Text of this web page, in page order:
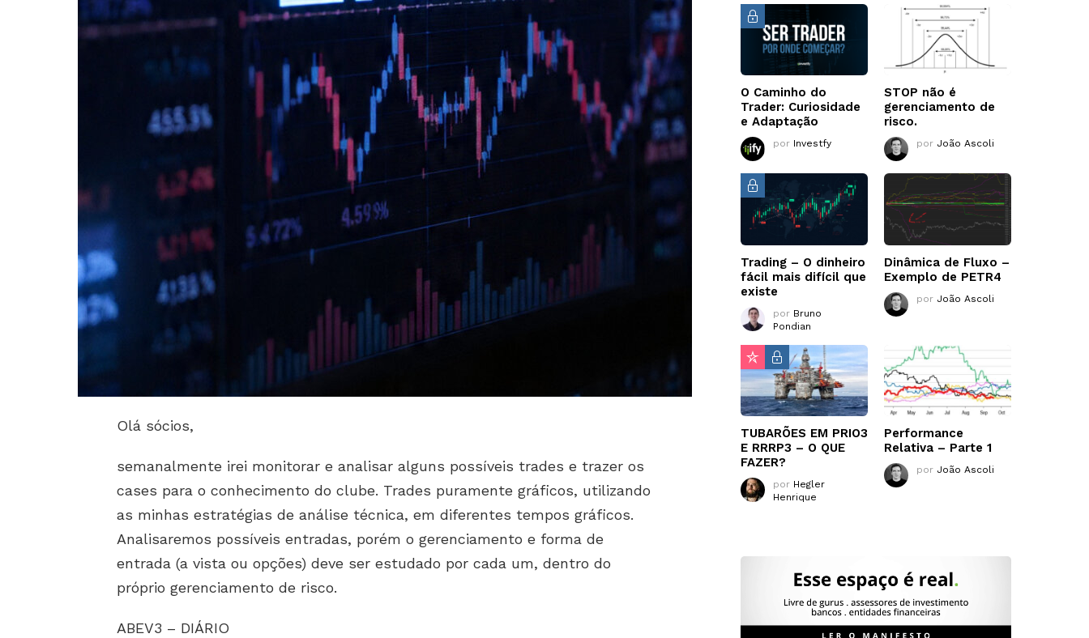
Olá sócios,
semanalmente irei monitorar e analisar alguns possíveis trades e trazer os
cases para o conhecimento do clube. Trades puramente gráficos, utilizando
as minhas estratégias de análise técnica, em diferentes tempos gráficos.
Analisaremos possíveis entradas, porém o gerenciamento e forma de
entrada (a vista ou opções) deve ser estudado por cada um, dentro do
próprio gerenciamento de risco.
ABEV3 – DIÁRIO
O Caminho do
Trader: Curiosidade
e Adaptação
por Investfy
STOP não é
gerenciamento de
risco.
por João Ascoli
Trading – O dinheiro
fácil mais difícil que
existe
por Bruno
Pondian
Dinâmica de Fluxo –
Exemplo de PETR4
por João Ascoli
TUBARÕES EM PRIO3
E RRRP3 – O QUE
FAZER?
por Hegler
Henrique
Performance
Relativa – Parte 1
por João Ascoli